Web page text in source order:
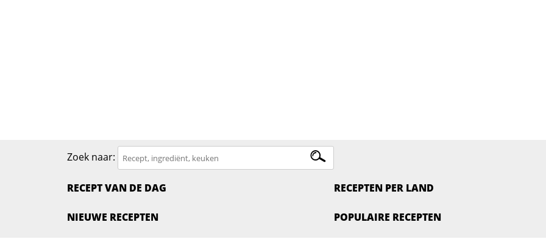
Zoek naar:
RECEPT VAN DE DAG
NIEUWE RECEPTEN
RECEPTEN PER LAND
POPULAIRE RECEPTEN